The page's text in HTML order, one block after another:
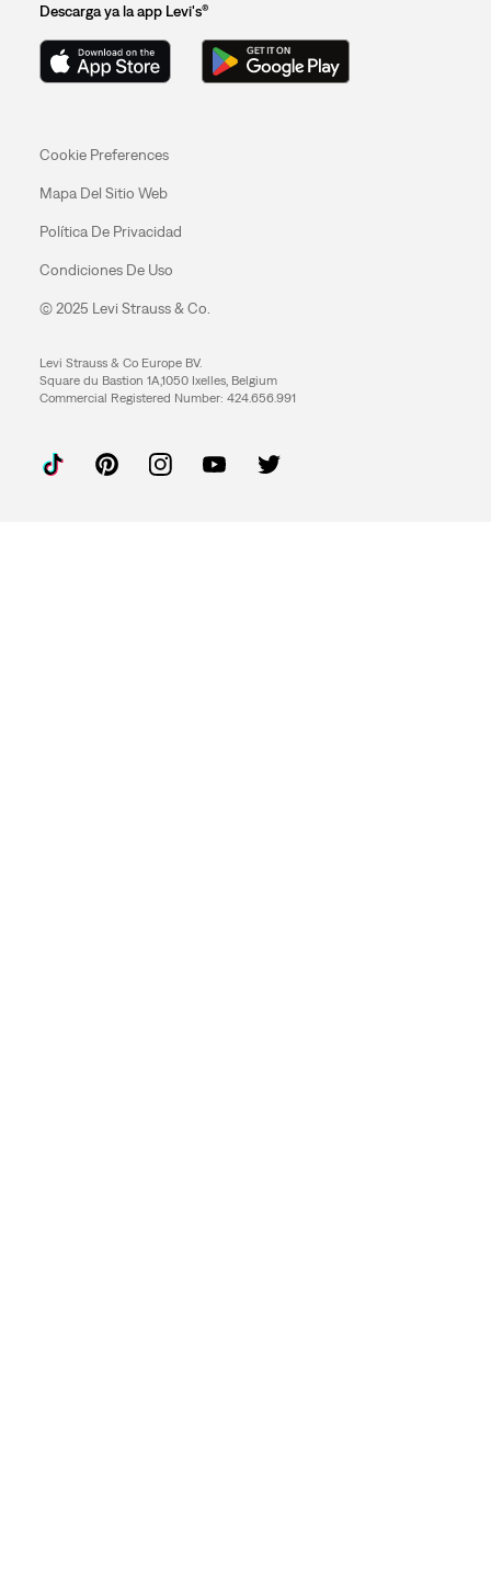
Descarga ya la app Levi's®
Cookie Preferences
Mapa Del Sitio Web
Política De Privacidad
Condiciones De Uso
© 2025 Levi Strauss & Co.
Levi Strauss & Co Europe BV.
Square du Bastion 1A,1050 Ixelles, Belgium
Commercial Registered Number: 424.656.991